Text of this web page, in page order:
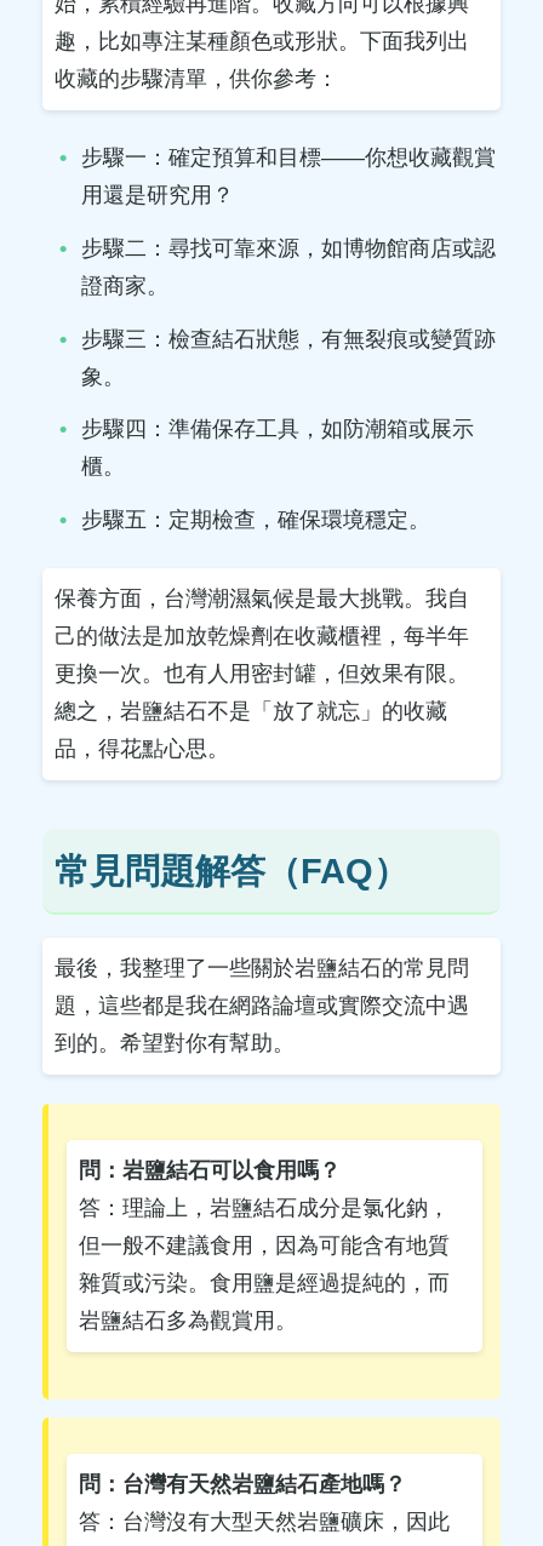
趣，比如專注某種顏色或形狀。下面我列出
收藏的步驟清單，供你參考：
步驟一：確定預算和目標——你想收藏觀賞
用還是研究用？
步驟二：尋找可靠來源，如博物館商店或認
證商家。
步驟三：檢查結石狀態，有無裂痕或變質跡
象。
步驟四：準備保存工具，如防潮箱或展示
櫃。
步驟五：定期檢查，確保環境穩定。
保養方面，台灣潮濕氣候是最大挑戰。我自
己的做法是加放乾燥劑在收藏櫃裡，每半年
更換一次。也有人用密封罐，但效果有限。
總之，岩鹽結石不是「放了就忘」的收藏
品，得花點心思。
常見問題解答（FAQ）
最後，我整理了一些關於岩鹽結石的常見問
題，這些都是我在網路論壇或實際交流中遇
到的。希望對你有幫助。
問：岩鹽結石可以食用嗎？
答：理論上，岩鹽結石成分是氯化鈉，
但一般不建議食用，因為可能含有地質
雜質或污染。食用鹽是經過提純的，而
岩鹽結石多為觀賞用。
問：台灣有天然岩鹽結石產地嗎？
答：台灣沒有大型天然岩鹽礦床，因此